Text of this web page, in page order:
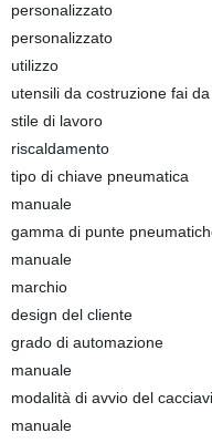
personalizzato
personalizzato
utilizzo
utensili da costruzione fai
stile di lavoro
riscaldamento
tipo di chiave pneumatica
manuale
gamma di punte
manuale
marchio
design del cliente
grado di automazione
manuale
modalità di avvio del
manuale